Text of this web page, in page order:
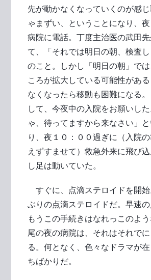
先が動かなくなっていくのが感
ゃまずい、ということになり、夜
病院に電話。丁度主治医の武田
て、「それでは明日の朝、検査
のこと。しかし「明日の朝」で
ころが拡大している可能性があ
なくなったら移動も困難になる
して、今夜中の入院をお願いし
ゃ、待ってますから来なさい」
り、夜１０：００過ぎに（入院
えずすませて）救急外来に飛び
し足は動いていた。
すぐに、点滴ステロイドを開始
ぶりの点滴ステロイドだ。早速の
もうこの手続きはなれっこのよ
尾の夜の病院は、それはそれで
る。何となく、色々なドラマが
ちばかりだ。